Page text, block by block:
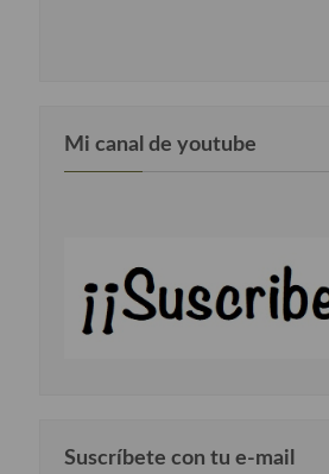
Mi canal de youtube
Suscríbete con tu e-mail